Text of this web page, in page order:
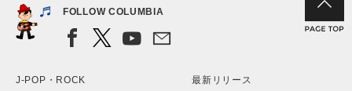
FOLLOW COLUMBIA
J-POP・ROCK 最新リリース